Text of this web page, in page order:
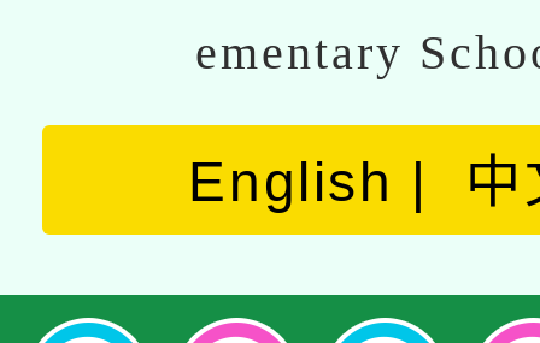
ementary
English 中